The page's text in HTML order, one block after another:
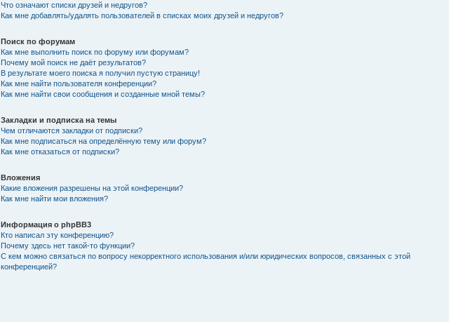
Что означают списки друзей и недругов?
Как мне добавлять/удалять пользователей в списках моих друзей и недругов?
Поиск по форумам
Как мне выполнить поиск по форуму или форумам?
Почему мой поиск не даёт результатов?
В результате моего поиска я получил пустую страницу!
Как мне найти пользователя конференции?
Как мне найти свои сообщения и созданные мной темы?
Закладки и подписка на темы
Чем отличаются закладки от подписки?
Как мне подписаться на определённую тему или форум?
Как мне отказаться от подписки?
Вложения
Какие вложения разрешены на этой конференции?
Как мне найти мои вложения?
Информация о phpBB3
Кто написал эту конференцию?
Почему здесь нет такой-то функции?
С кем можно связаться по вопросу некорректного использования и/или юридических вопросов, связанных с этой
конференцией?